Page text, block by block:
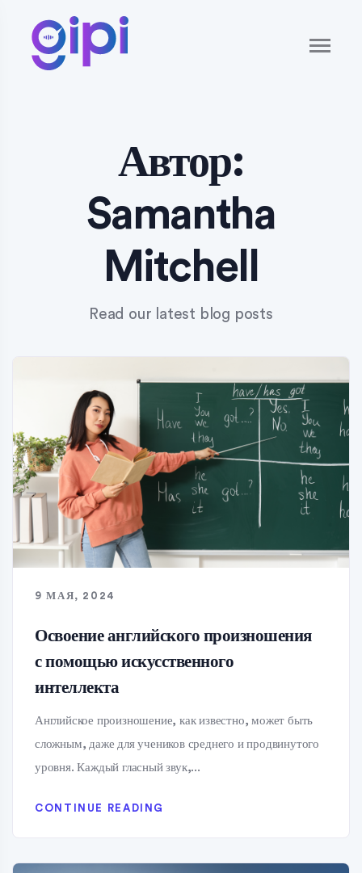
Автор:
Samantha
Mitchell
Read our latest blog posts
9 МАЯ, 2024
Освоение английского произношения
с помощью искусственного
интеллекта
Английское произношение, как известно, может быть
сложным, даже для учеников среднего и продвинутого
уровня. Каждый гласный звук,...
CONTINUE READING